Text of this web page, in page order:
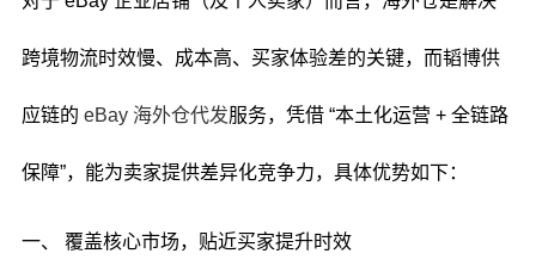
跨境物流时效慢、成本高、买家体验差的关键，而韬博供
应链的 eBay 海外仓代发服务，凭借 “本土化运营 + 全链路
保障”，能为卖家提供差异化竞争力，具体优势如下：
一、 覆盖核心市场，贴近买家提升时效